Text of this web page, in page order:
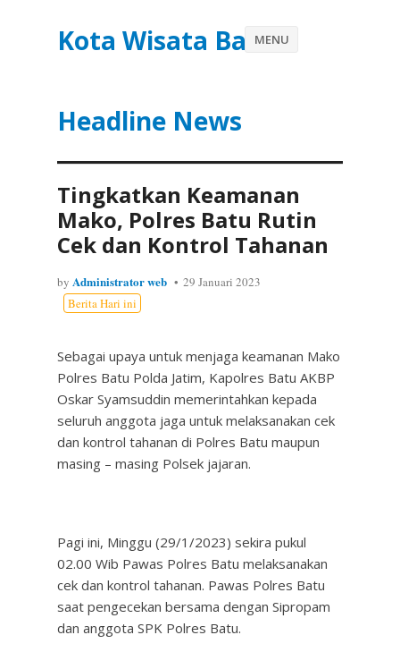
Kota Wisata Batu
Headline News
MENU
Tingkatkan Keamanan
Mako, Polres Batu Rutin
Cek dan Kontrol Tahanan
by Administrator web
29 Januari 2023
Berita Hari ini
Sebagai upaya untuk menjaga keamanan Mako
Polres Batu Polda Jatim, Kapolres Batu AKBP
Oskar Syamsuddin memerintahkan kepada
seluruh anggota jaga untuk melaksanakan cek
dan kontrol tahanan di Polres Batu maupun
masing – masing Polsek jajaran.
Pagi ini, Minggu (29/1/2023) sekira pukul
02.00 Wib Pawas Polres Batu melaksanakan
cek dan kontrol tahanan. Pawas Polres Batu
saat pengecekan bersama dengan Sipropam
dan anggota SPK Polres Batu.